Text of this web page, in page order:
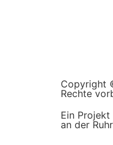
Copyright
Rechte
Ein Projekt
an der Ruhr